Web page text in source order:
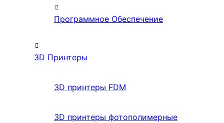
Программное Обеспечение
3D Принтеры
3D принтеры FDM
3D принтеры фотополимерные